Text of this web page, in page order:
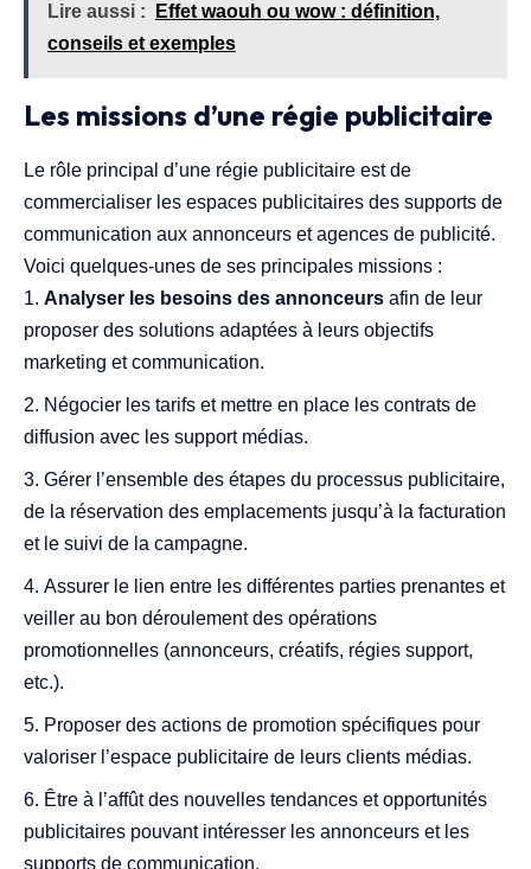
Lire aussi :
Effet waouh ou wow : définition,
conseils et exemples
Les missions d’une régie publicitaire
Le rôle principal d’une régie publicitaire est de
commercialiser les espaces publicitaires des supports de
communication aux annonceurs et agences de publicité.
Voici quelques-unes de ses principales missions :
Analyser les besoins des annonceurs afin de leur
proposer des solutions adaptées à leurs objectifs
marketing et communication.
Négocier les tarifs et mettre en place les contrats de
diffusion avec les support médias.
Gérer l’ensemble des étapes du processus publicitaire,
de la réservation des emplacements jusqu’à la facturation
et le suivi de la campagne.
Assurer le lien entre les différentes parties prenantes et
veiller au bon déroulement des opérations
promotionnelles (annonceurs, créatifs, régies support,
etc.).
Proposer des actions de promotion spécifiques pour
valoriser l’espace publicitaire de leurs clients médias.
Être à l’affût des nouvelles tendances et opportunités
publicitaires pouvant intéresser les annonceurs et les
supports de communication.